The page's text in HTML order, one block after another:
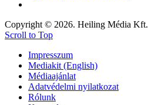
Copyright © 2026. Heiling Média Kft.
Scroll to Top
Impresszum
Mediakit (English)
Médiaajánlat
Adatvédelmi nyilatkozat
Rólunk